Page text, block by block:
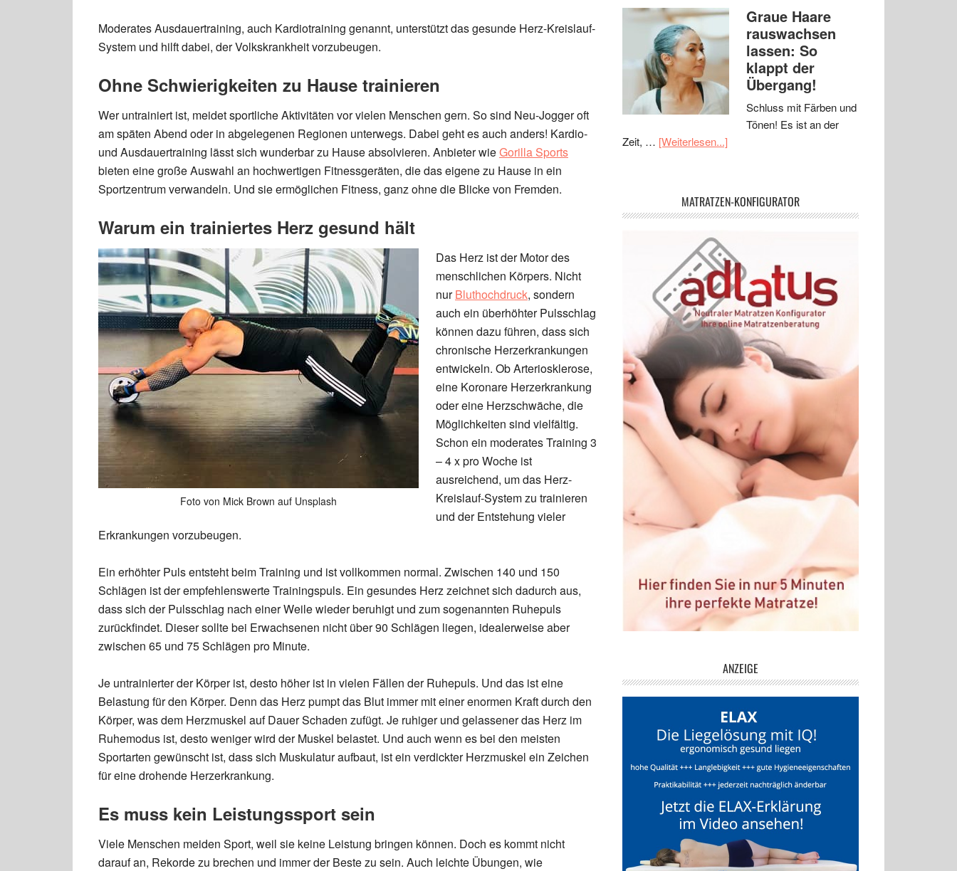
Moderates Ausdauertraining, auch Kardiotraining genannt, unterstützt das gesunde Herz-Kreislauf-
System und hilft dabei, der Volkskrankheit vorzubeugen.
Ohne Schwierigkeiten zu Hause trainieren
Wer untrainiert ist, meidet sportliche Aktivitäten vor vielen Menschen gern. So sind Neu-Jogger oft
am späten Abend oder in abgelegenen Regionen unterwegs. Dabei geht es auch anders! Kardio-
und Ausdauertraining lässt sich wunderbar zu Hause absolvieren. Anbieter wieGorilla Sports
bieten eine große Auswahl an hochwertigen Fitnessgeräten, die das eigene zu Hause in ein
Sportzentrum verwandeln. Und sie ermöglichen Fitness, ganz ohne die Blicke von Fremden.
Warum ein trainiertes Herz gesund hält
Foto von Mick Brown auf Unsplash
Das Herz ist der Motor des
menschlichen Körpers. Nicht
nurBluthochdruck, sondern
auch ein überhöhter Pulsschlag
können dazu führen, dass sich
chronische Herzerkrankungen
entwickeln. Ob Arteriosklerose,
eine Koronare Herzerkrankung
oder eine Herzschwäche, die
Möglichkeiten sind vielfältig.
Schon ein moderates Training 3
– 4 x pro Woche ist
ausreichend, um das Herz-
Kreislauf-System zu trainieren
und der Entstehung vieler
Erkrankungen vorzubeugen.
Ein erhöhter Puls entsteht beim Training und ist vollkommen normal. Zwischen 140 und 150
Schlägen ist der empfehlenswerte Trainingspuls. Ein gesundes Herz zeichnet sich dadurch aus,
dass sich der Pulsschlag nach einer Weile wieder beruhigt und zum sogenannten Ruhepuls
zurückfindet. Dieser sollte bei Erwachsenen nicht über 90 Schlägen liegen, idealerweise aber
zwischen 65 und 75 Schlägen pro Minute.
Je untrainierter der Körper ist, desto höher ist in vielen Fällen der Ruhepuls. Und das ist eine
Belastung für den Körper. Denn das Herz pumpt das Blut immer mit einer enormen Kraft durch den
Körper, was dem Herzmuskel auf Dauer Schaden zufügt. Je ruhiger und gelassener das Herz im
Ruhemodus ist, desto weniger wird der Muskel belastet. Und auch wenn es bei den meisten
Sportarten gewünscht ist, dass sich Muskulatur aufbaut, ist ein verdickter Herzmuskel ein Zeichen
für eine drohende Herzerkrankung.
Es muss kein Leistungssport sein
Viele Menschen meiden Sport, weil sie keine Leistung bringen können. Doch es kommt nicht
darauf an, Rekorde zu brechen und immer der Beste zu sein. Auch leichte Übungen, wie
Graue Haare
rauswachsen
lassen: So
klappt der
Übergang!
Schluss mit Färben und
Tönen! Es ist an der
Zeit, … [Weiterlesen...]
MATRATZEN-KONFIGURATOR
ANZEIGE